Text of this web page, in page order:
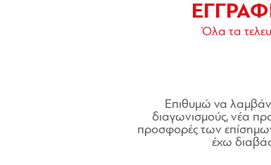
Όλα τα
Επιθυμώ να
διαγωνισμούς, νέα
προσφορές των
έχω